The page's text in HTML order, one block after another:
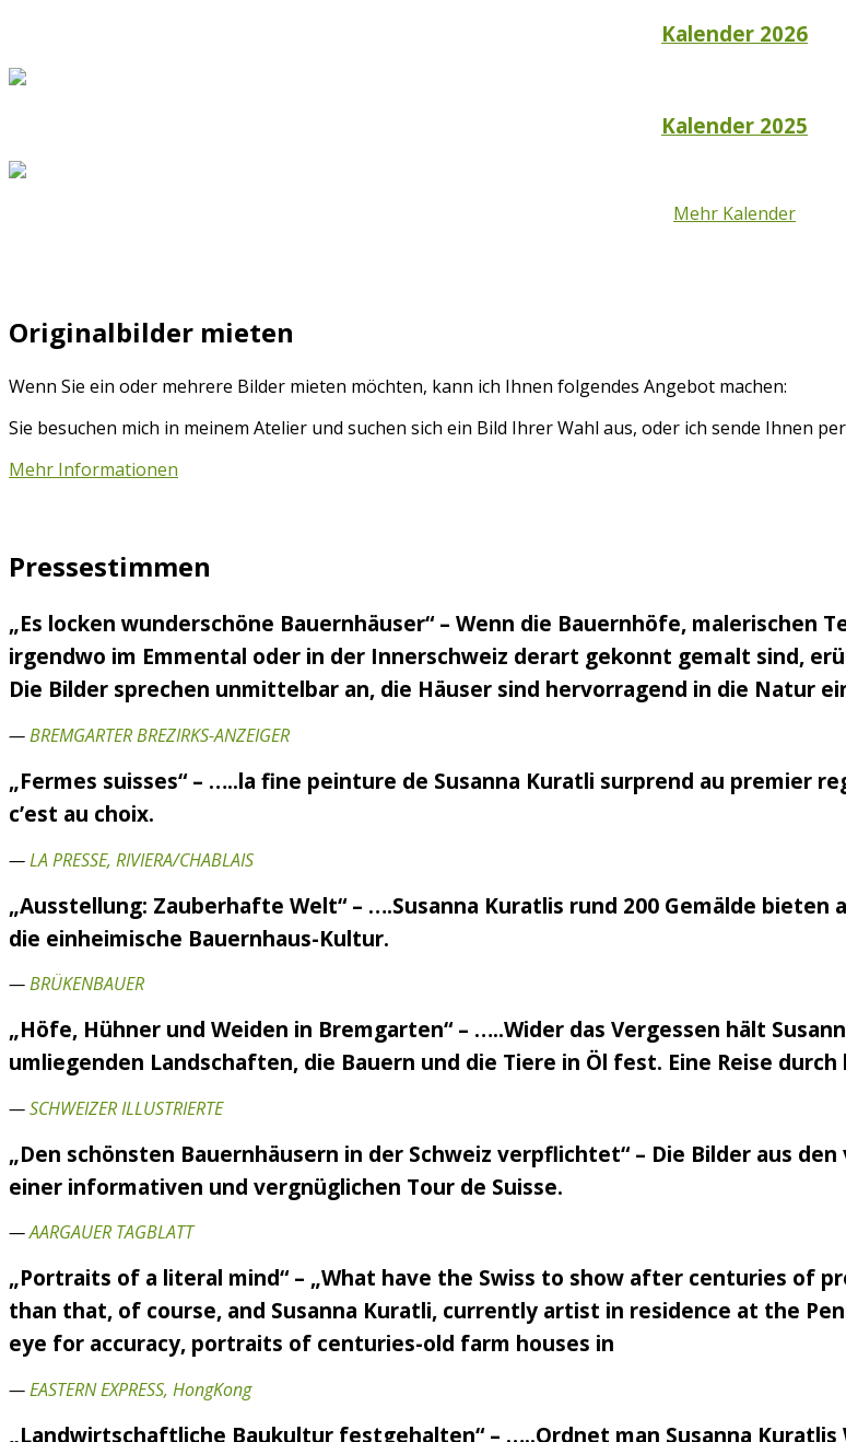
Kalender 2026
Kalender 2025
Mehr Kalender
Originalbilder mieten
Wenn Sie ein oder mehrere Bilder mieten möchten, kann ich Ihnen folgendes Angebot machen:
Sie besuchen mich in meinem Atelier und suchen sich ein Bild Ihrer Wahl aus, oder ich sende Ihnen
Mehr Informationen
Pressestimmen
„Es locken wunderschöne Bauernhäuser“ – Wenn die Bauernhöfe, malerischen
irgendwo im Emmental oder in der Innerschweiz derart gekonnt gemalt sind,
Die Bilder sprechen unmittelbar an, die Häuser sind hervorragend in die Natur
—BREMGARTER BREZIRKS-ANZEIGER
„Fermes suisses“ – …..la fine peinture de Susanna Kuratli surprend au premier
c’est au choix.
—LA PRESSE, RIVIERA/CHABLAIS
„Ausstellung: Zauberhafte Welt“ – ….Susanna Kuratlis rund 200 Gemälde
die einheimische Bauernhaus-Kultur.
—BRÜKENBAUER
„Höfe, Hühner und Weiden in Bremgarten“ – …..Wider das Vergessen hält
umliegenden Landschaften, die Bauern und die Tiere in Öl fest. Eine Reise
—SCHWEIZER ILLUSTRIERTE
„Den schönsten Bauernhäusern in der Schweiz verpflichtet“ – Die Bilder aus
einer informativen und vergnüglichen Tour de Suisse.
—AARGAUER TAGBLATT
„Portraits of a literal mind“ – „What have the Swiss to show after centuries of
than that, of course, and Susanna Kuratli, currently artist in residence at the
eye for accuracy, portraits of centuries-old farm houses in
—EASTERN EXPRESS, HongKong
„Landwirtschaftliche Baukultur festgehalten“ – …..Ordnet man Susanna